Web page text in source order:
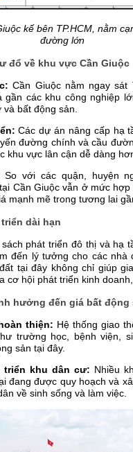
kế bên TP.HCM, nằm
đường lớn
đổ về khu vực Cần Giuộc
Cần Giuộc nằm ngay sát
gần các khu công nghiệp
bất động sản.
Các dự án nâng cấp hạ
đường chính và cầu
khu vực lân cận dễ dàng
So với các quận, huyện
Cần Giuộc vẫn ở mức
mạnh mẽ trong tương lai
dài hạn
phát triển đô thị và hạ
đến lý tưởng cho các nhà
tại đây không chỉ giúp
cơ hội phát triển kinh doanh,
hưởng đến giá bất động
thiện: Hệ thống giao
trường học, bệnh viện,
sản tại đây.
khu dân cư: Nhiều
đang được quy hoạch và
về sinh sống và làm việc.